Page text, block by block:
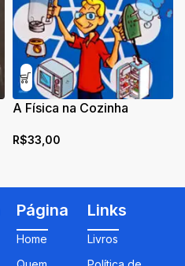
A Física na Cozinha
R$33,00
Página
Home
Links
Livros